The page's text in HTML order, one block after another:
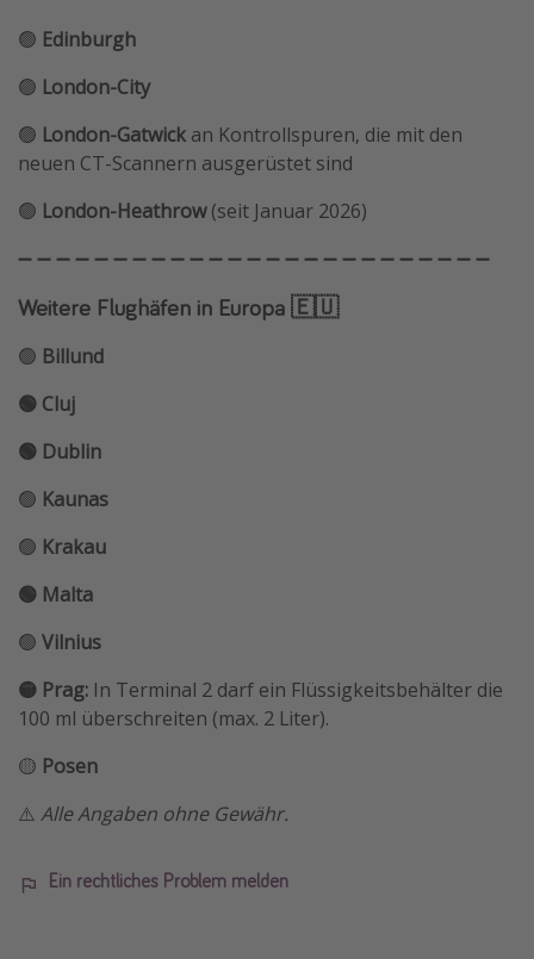
🟢 Edinburgh
🟢 London-City
🟢 London-Gatwick an Kontrollspuren, die mit den
neuen CT-Scannern ausgerüstet sind
🟢 London-Heathrow(seit Januar 2026)
➖ ➖ ➖ ➖ ➖ ➖ ➖ ➖ ➖ ➖ ➖ ➖ ➖ ➖ ➖ ➖ ➖ ➖ ➖ ➖ ➖ ➖ ➖ ➖ ➖
Weitere Flughäfen in Europa 🇪🇺
🟢 Billund
🟢 Cluj
🟢 Dublin
🟢 Kaunas
🟢 Krakau
🟢 Malta
🟢 Vilnius
🟡 Prag: In Terminal 2 darf ein Flüssigkeitsbehälter die
100 ml überschreiten (max. 2 Liter).
🟡 Posen
⚠️ Alle Angaben ohne Gewähr.
Ein rechtliches Problem melden